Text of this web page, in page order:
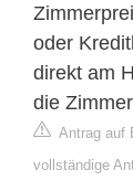
oder
direkt am
die
Antrag auf
vollständige